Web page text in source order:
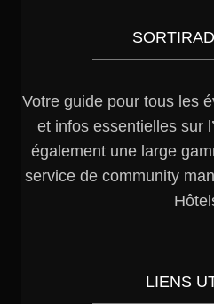
Votre guide pour tous les
et infos essentielles sur
également une large
service de community
LIENS